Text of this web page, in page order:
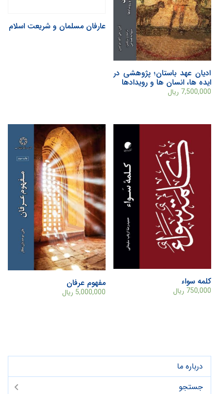
درباره ما
جستجو
ادیان عهد باستان؛ پژوهشی در
ایده ها، انسان ها و رویدادها
7,500,000 ریال
عارفان مسلمان و شريعت اسلام
کلمه سواء
750,000 ریال
مفهوم عرفان
5,000,000 ریال